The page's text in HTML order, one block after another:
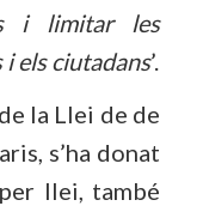
i limitar les
els ciutadans’.
la Llei de de
s’ha donat
llei, també